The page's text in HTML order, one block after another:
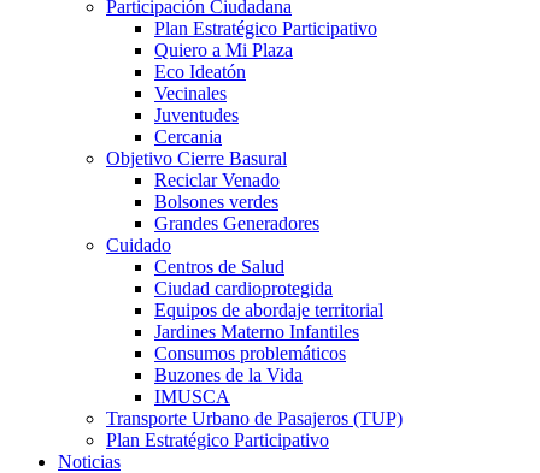
Participación Ciudadana
Plan Estratégico Participativo
Quiero a Mi Plaza
Eco Ideatón
Vecinales
Juventudes
Cercania
Objetivo Cierre Basural
Reciclar Venado
Bolsones verdes
Grandes Generadores
Cuidado
Centros de Salud
Ciudad cardioprotegida
Equipos de abordaje territorial
Jardines Materno Infantiles
Consumos problemáticos
Buzones de la Vida
IMUSCA
Transporte Urbano de Pasajeros (TUP)
Plan Estratégico Participativo
Noticias